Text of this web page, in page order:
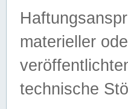
materieller
technische